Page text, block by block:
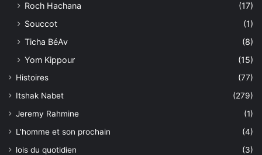
Roch Hachana
(17)
Souccot
(1)
Ticha BéAv
(8)
Yom Kippour
(15)
Histoires
(77)
Itshak Nabet
(279)
Jeremy Rahmine
(1)
L'homme et son prochain
(4)
lois du quotidien
(3)